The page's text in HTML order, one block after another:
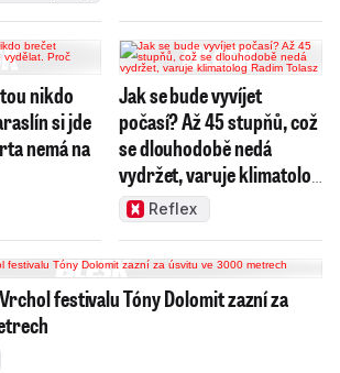
nikdo
si jde
nemá na
Jak se bude vyvíjet
počasí? Až 45 stupňů, což
se dlouhodobě nedá
vydržet, varuje klimatolog
Radim Tolasz
Reflex
festivalu Tóny Dolomit zazní za